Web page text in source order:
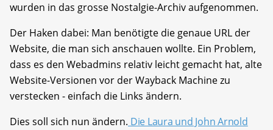
wurden in das grosse Nostalgie-Archiv aufgenommen.
Der Haken dabei: Man benötigte die genaue URL der
Website, die man sich anschauen wollte. Ein Problem,
dass es den Webadmins relativ leicht gemacht hat, alte
Website-Versionen vor der Wayback Machine zu
verstecken - einfach die Links ändern.
Dies soll sich nun ändern. Die Laura und John Arnold